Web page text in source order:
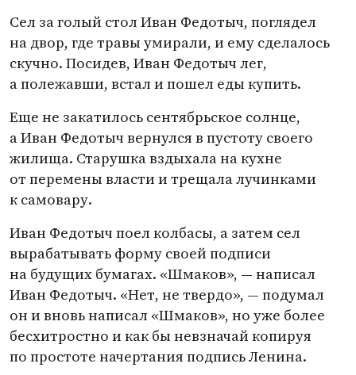
Сел за голый стол Иван Федотыч, поглядел
на двор, где травы умирали, и ему сделалось
скучно. Посидев, Иван Федотыч лег,
а полежавши, встал и пошел еды купить.
Еще не закатилось сентябрьское солнце,
а Иван Федотыч вернулся в пустоту своего
жилища. Старушка вздыхала на кухне
от перемены власти и трещала лучинками
к самовару.
Иван Федотыч поел колбасы, а затем сел
вырабатывать форму своей подписи
на будущих бумагах. «Шмаков», — написал
Иван Федотыч. «Нет, не твердо», — подумал
он и вновь написал «Шмаков», но уже более
бесхитростно и как бы невзначай копируя
по простоте начертания подпись Ленина.